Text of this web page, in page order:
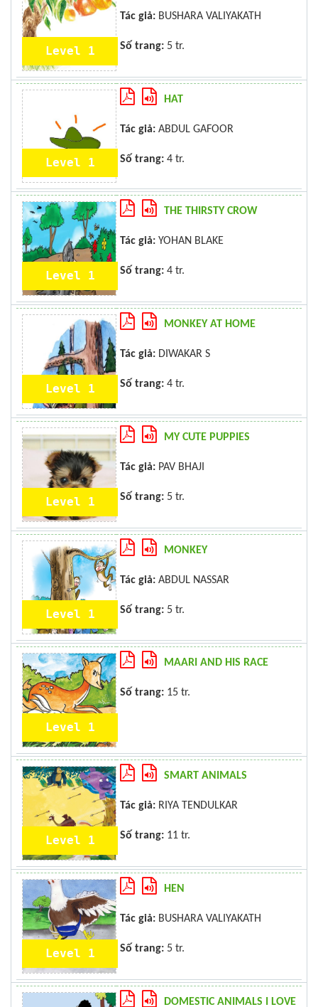
Level 1
Tác giả: BUSHARA VALIYAKATH
Số trang: 5 tr.
Level 1
HAT
Tác giả: ABDUL GAFOOR
Số trang: 4 tr.
Level 1
THE THIRSTY CROW
Tác giả: YOHAN BLAKE
Số trang: 4 tr.
Level 1
MONKEY AT HOME
Tác giả: DIWAKAR S
Số trang: 4 tr.
Level 1
MY CUTE PUPPIES
Tác giả: PAV BHAJI
Số trang: 5 tr.
Level 1
MONKEY
Tác giả: ABDUL NASSAR
Số trang: 5 tr.
Level 1
MAARI AND HIS RACE
Số trang: 15 tr.
Level 1
SMART ANIMALS
Tác giả: RIYA TENDULKAR
Số trang: 11 tr.
Level 1
HEN
Tác giả: BUSHARA VALIYAKATH
Số trang: 5 tr.
DOMESTIC ANIMALS I LOVE